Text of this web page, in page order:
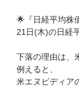
🌟『日経平均株
21日(木)の日経
下落の理由は、
例えると、
米エヌビディア